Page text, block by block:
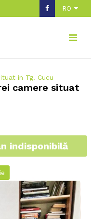
RO
in Tg. Cucu
camere situat
indisponibilă